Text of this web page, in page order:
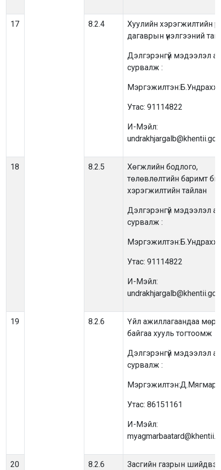
17 8.2.4
Хуулийн хэрэгжилтийн үр
дагаврын үнэлгээний
Дэлгэрэнгүй мэдээлэл
сурвалж :
Утас: 91114822
И-Мэйл:
18 8.2.5
Хөгжлийн бодлого,
төлөвлөлтийн баримт
хэрэгжилтийн тайлан
Дэлгэрэнгүй мэдээлэл
сурвалж :
Утас: 91114822
И-Мэйл:
19 8.2.6
Үйл ажиллагаандаа
байгаа хууль тогтоомж
Дэлгэрэнгүй мэдээлэл
сурвалж :
Утас: 86151161
И-Мэйл:
20 8.2.6
Засгийн газрын